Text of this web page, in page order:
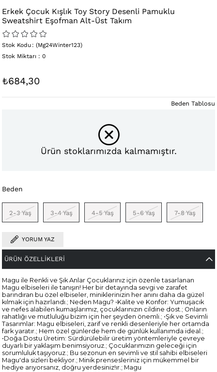
Erkek Çocuk Kışlık Toy Story Desenli Pamuklu
Sweatshirt Eşofman Alt-Üst Takım
(Mg24Winter123)
Stok Kodu
Stok Miktarı : 0
₺684,30
Ürün stoklarımızda kalmamıştır.
Beden
2-3 Yaş 3-4 Yaş 4-5 Yaş 5-6 Yaş 7-8 Yaş
Beden Tablosu
YORUM YAZ
ÜRÜN ÖZELLIKLERI
Magu ile Renkli ve Şık Anlar Çocuklarınız için özenle tasarlanan
Magu elbiseleri ile tanışın! Her bir detayında sevgi ve zarafet
barındıran bu özel elbiseler, miniklerinizin her anını daha da güzel
kılmak için hazırlandı.; Neden Magu? •Kalite ve Konfor: Yumuşacık
ve nefes alabilen kumaşlarımız, çocuklarınızın cildine dost.; Onların
rahatlığı ve mutluluğu bizim için her şeyden önemli.; •Şık ve Sevimli
Tasarımlar: Magu elbiseleri, zarif ve renkli desenleriyle her ortamda
fark yaratır.; Hem özel günlerde hem de günlük kullanımda ideal.;
•Doğa Dostu Üretim: Sürdürülebilir üretim yöntemleriyle çevreye
duyarlı bir yaklaşım benimsiyoruz.; Çocuklarımızın geleceği için
sorumluluk taşıyoruz.; Bu sezonun en sevimli ve stil sahibi elbiseleri
Magu'da sizleri bekliyor.; Minik prensesleriniz için mükemmel bir
hediye arıyorsanız, doğru yerdesiniz!ır.; Magu